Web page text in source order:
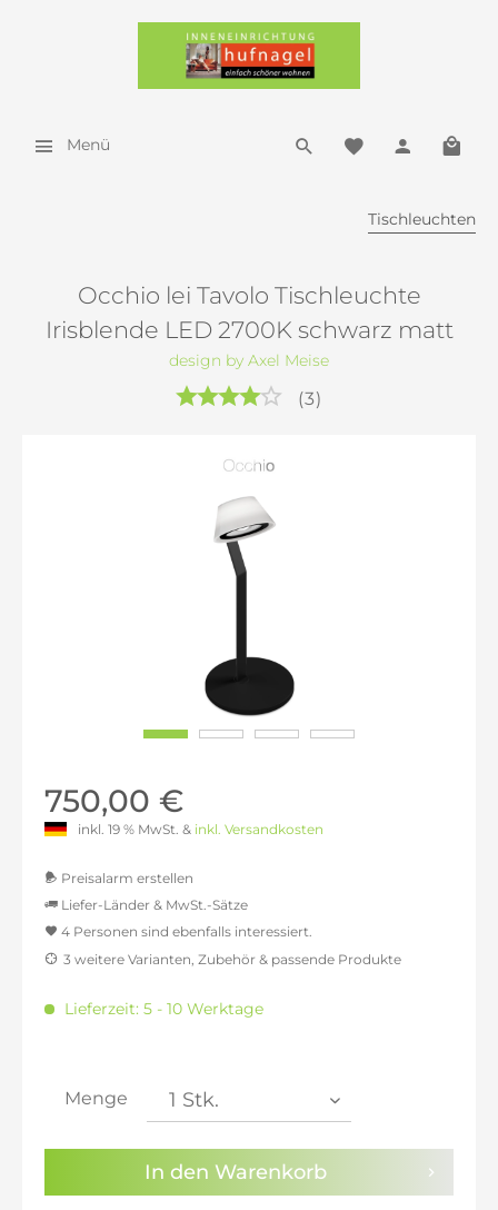
Menü
Tischleuchten
Occhio lei Tavolo Tischleuchte
Irisblende LED 2700K schwarz matt
design by Axel Meise
(3)
750,00 €
inkl. 19 % MwSt. & inkl. Versandkosten
Preisalarm erstellen
Sie haben dieDatenschutzbestimmungen
Kenntnis genommen.
Liefer-Länder & MwSt.-Sätze
inkl. 16% MwSt.: 731,09 €
inkl. 21% MwSt.: 762,61 €
4 Personen sind ebenfalls interessiert.
3 weitere Varianten, Zubehör & passende Produkte
Lieferzeit: 5 - 10 Werktage
Menge
In den Warenkorb